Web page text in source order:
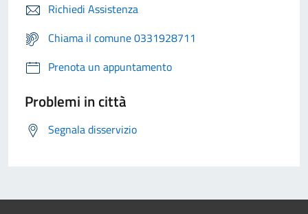
Richiedi Assistenza
Chiama il comune 0331928711
Prenota un appuntamento
Problemi in città
Segnala disservizio